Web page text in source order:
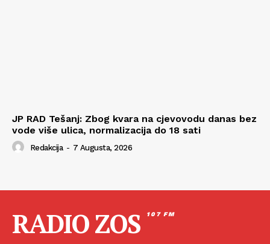
JP RAD Tešanj: Zbog kvara na cjevovodu danas bez
vode više ulica, normalizacija do 18 sati
Redakcija - 7 Augusta, 2026
RADIO ZOS 107 FM